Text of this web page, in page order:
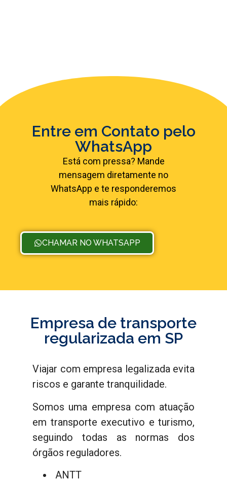
Entre em Contato pelo
WhatsApp
Está com pressa? Mande
mensagem diretamente no
WhatsApp e te responderemos
mais rápido:
CHAMAR NO WHATSAPP
Empresa de transporte
regularizada em SP
Viajar com empresa legalizada evita
riscos e garante tranquilidade.
Somos uma empresa com atuação
em transporte executivo e turismo,
seguindo todas as normas dos
órgãos reguladores.
ANTT